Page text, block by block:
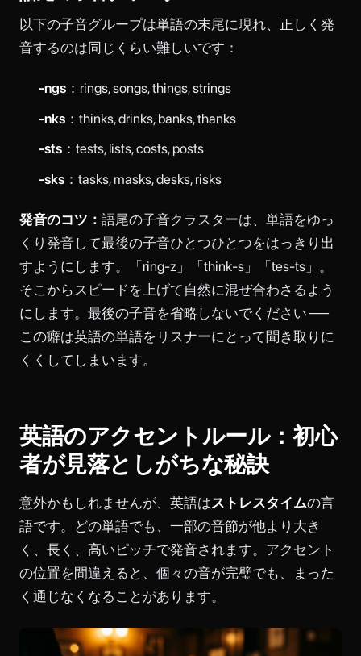
以下の子音グループは単語の末尾に現れ、正しく発
音するのは同じくらい難しいです：
-ngs：rings, songs, things, strings
-nks：thinks, drinks, banks, thanks
-sts：tests, lists, costs, posts
-sks：tasks, masks, desks, risks
発音のコツ： 語尾の子音クラスターは、単語をゆっ
くり発音して最後の子音ひとつひとつをはっきり出
すようにします。「ring-z」「think-s」「tes-ts」。
そこからスピードを上げて自然に混ぜ合わさるよう
にします。最後の子音を省略しないでください ──
この癖は英語の単語をリスナーにとって聞き取りに
くくしてしまいます。
英語のアクセントルール：初心
者が見落としがちな秘訣
意外かもしれませんが、英語はストレスタイムの言
語です。どの単語でも、一部の音節が他より大き
く、長く、高いピッチで発音されます。アクセント
の位置を間違えると、個々の音が完璧でも、まった
く通じなくなることがあります。